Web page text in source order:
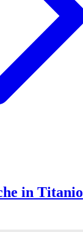
in Titanio